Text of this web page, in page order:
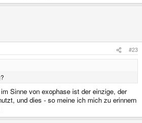
#23
Sinne von exophase ist der einzige, der
und dies - so meine ich mich zu erinnern